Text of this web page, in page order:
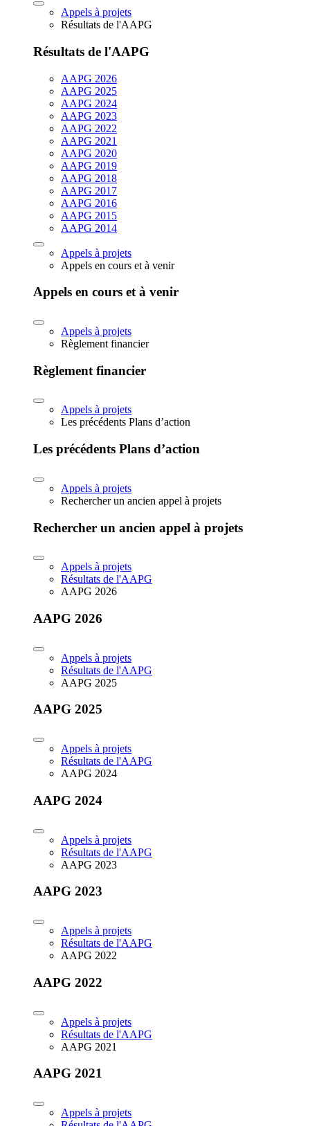
Appels à projets
Résultats de l'AAPG
Résultats de l'AAPG
AAPG 2026
AAPG 2025
AAPG 2024
AAPG 2023
AAPG 2022
AAPG 2021
AAPG 2020
AAPG 2019
AAPG 2018
AAPG 2017
AAPG 2016
AAPG 2015
AAPG 2014
Appels à projets
Appels en cours et à venir
Appels en cours et à venir
Appels à projets
Règlement financier
Règlement financier
Appels à projets
Les précédents Plans d’action
Les précédents Plans d’action
Appels à projets
Rechercher un ancien appel à projets
Rechercher un ancien appel à projets
Appels à projets
Résultats de l'AAPG
AAPG 2026
AAPG 2026
Appels à projets
Résultats de l'AAPG
AAPG 2025
AAPG 2025
Appels à projets
Résultats de l'AAPG
AAPG 2024
AAPG 2024
Appels à projets
Résultats de l'AAPG
AAPG 2023
AAPG 2023
Appels à projets
Résultats de l'AAPG
AAPG 2022
AAPG 2022
Appels à projets
Résultats de l'AAPG
AAPG 2021
AAPG 2021
Appels à projets